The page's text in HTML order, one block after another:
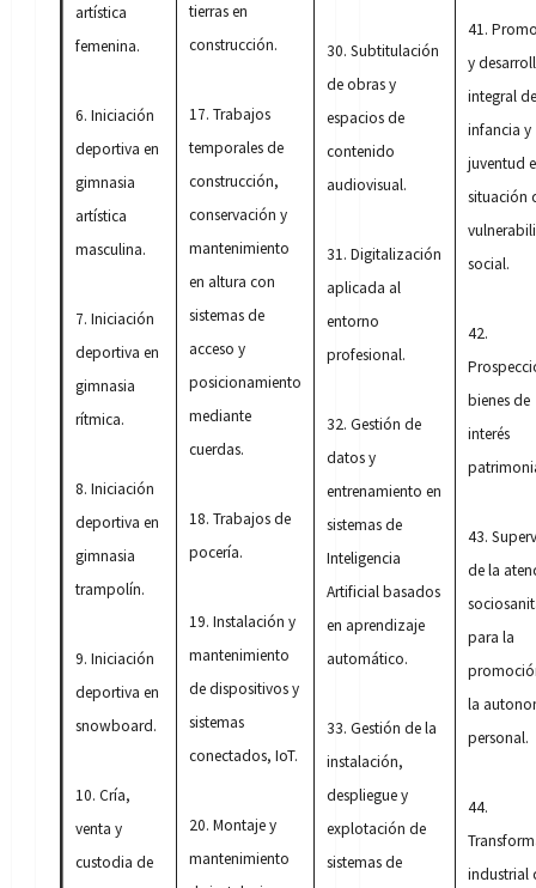
artística
femenina.
6. Iniciación
deportiva en
gimnasia
artística
masculina.
7. Iniciación
deportiva en
gimnasia
rítmica.
8. Iniciación
deportiva en
gimnasia
trampolín.
9. Iniciación
deportiva en
snowboard.
10. Cría,
venta y
custodia de
tierras en
construcción.
17. Trabajos
temporales de
construcción,
conservación y
mantenimiento
en altura con
sistemas de
acceso y
posicionamiento
mediante
cuerdas.
18. Trabajos de
pocería.
19. Instalación y
mantenimiento
de dispositivos y
sistemas
conectados, IoT.
20. Montaje y
mantenimiento
30. Subtitulación
de obras y
espacios de
contenido
audiovisual.
31. Digitalización
aplicada al
entorno
profesional.
32. Gestión de
datos y
entrenamiento en
sistemas de
Inteligencia
Artificial basados
en aprendizaje
automático.
33. Gestión de la
instalación,
despliegue y
explotación de
sistemas de
41.
y
integral
infancia y
juventud
situación
social.
42.
bienes de
interés
43.
de la
para la
la
personal.
44.
industrial